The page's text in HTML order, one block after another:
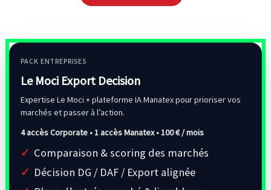
PACK ENTREPRISES
Le Moci Export Decision
Expertise Le Moci + plateforme IA Manatex pour prioriser vos
marchés et passer à l’action.
4 accès Corporate • 1 accès Manatex •100 € / mois
Comparaison & scoring des marchés
Décision DG / DAF / Export alignée